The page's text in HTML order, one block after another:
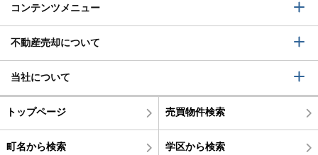
コンテンツメニュー
不動産売却について
当社について
トップページ 売買物件検索
町名から検索 学区から検索